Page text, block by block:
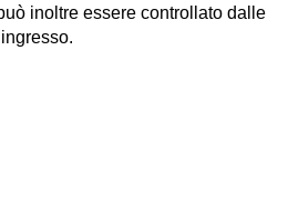
inoltre essere controllato dalle